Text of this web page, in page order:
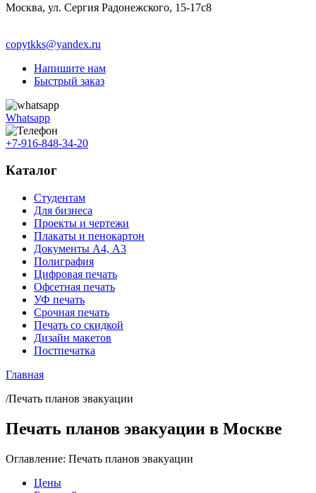
Москва, ул. Сергия Радонежского, 15-17с8
copytkks@yandex.ru
Напишите нам
Быстрый заказ
Whatsapp
+7-916-848-34-20
Каталог
Студентам
Для бизнеса
Проекты и чертежи
Плакаты и пенокартон
Документы А4, А3
Полиграфия
Цифровая печать
Офсетная печать
УФ печать
Срочная печать
Печать со скидкой
Дизайн макетов
Постпечатка
Главная
/Печать планов эвакуации
Печать планов эвакуации в Москве
Оглавление: Печать планов эвакуации
Цены